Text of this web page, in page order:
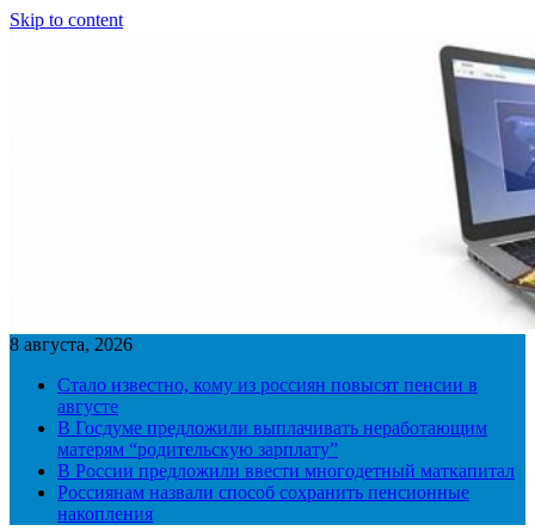
Skip to content
8 августа, 2026
Стало известно, кому из россиян повысят пенсии в
августе
В Госдуме предложили выплачивать неработающим
матерям “родительскую зарплату”
В России предложили ввести многодетный маткапитал
Россиянам назвали способ сохранить пенсионные
накопления